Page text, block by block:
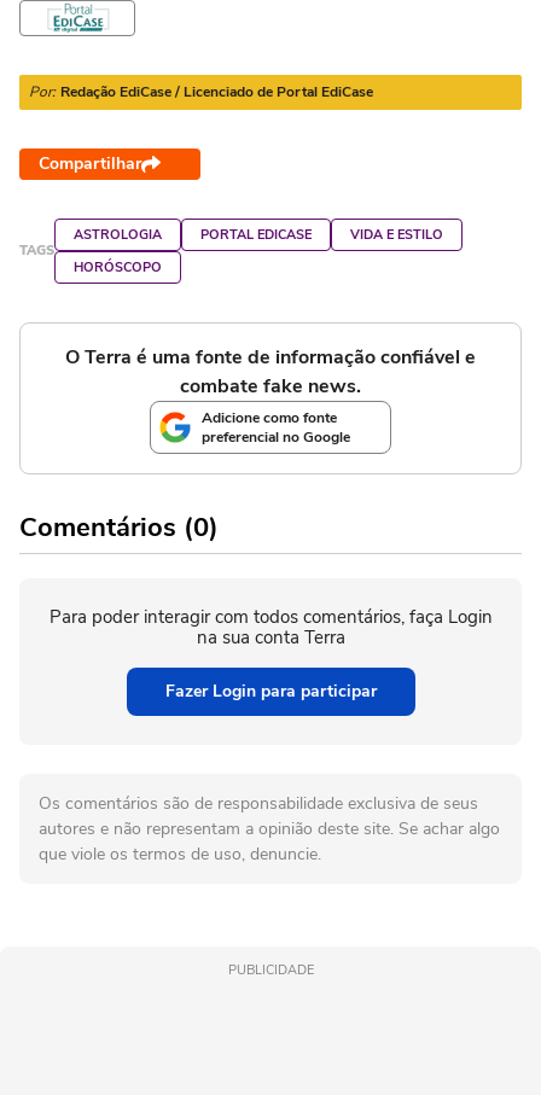
Por: Redação EdiCase / Licenciado de Portal EdiCase
Compartilhar
TAGS
ASTROLOGIA PORTAL EDICASE
VIDA E ESTILO
HORÓSCOPO
O Terra é uma fonte de informação confiável e
combate fake news.
Adicione como fonte
preferencial no Google
Comentários (0)
Para poder interagir com todos comentários, faça Login
na sua conta Terra
Fazer Login para participar
Os comentários são de responsabilidade exclusiva de seus
autores e não representam a opinião deste site. Se achar algo
que viole os termos de uso, denuncie.
PUBLICIDADE